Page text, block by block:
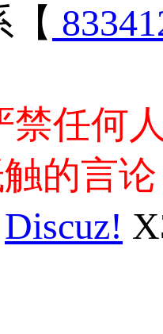
【
禁任何
的言
Discuz!